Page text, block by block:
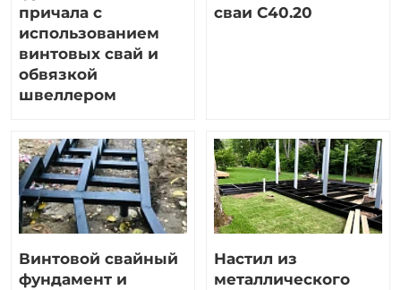
причала с
использованием
винтовых свай и
обвязкой
швеллером
сваи С40.20
Винтовой свайный
фундамент и
Настил из
металлического